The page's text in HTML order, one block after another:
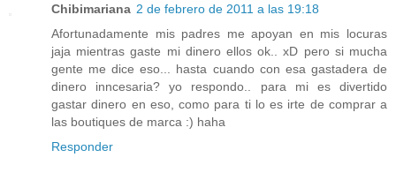
Chibimariana 2 de febrero de 2011 a las 19:18
Afortunadamente mis padres me apoyan en mis locuras
jaja mientras gaste mi dinero ellos ok.. xD pero si mucha
gente me dice eso... hasta cuando con esa gastadera de
dinero inncesaria? yo respondo.. para mi es divertido
gastar dinero en eso, como para ti lo es irte de comprar a
las boutiques de marca :) haha
Responder